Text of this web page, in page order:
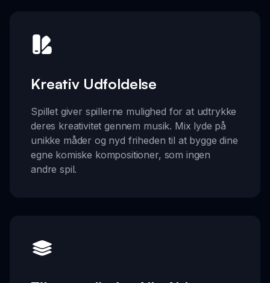
Kreativ Udfoldelse
Spillet giver spillerne mulighed for at udtrykke
deres kreativitet gennem musik. Mix lyde på
unikke måder og nyd friheden til at bygge dine
egne komiske kompositioner, som ingen
andre spil.